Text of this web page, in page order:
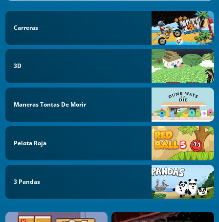
Carreras
3D
Maneras Tontas De Morir
Pelota Roja
3 Pandas